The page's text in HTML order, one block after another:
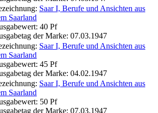
Saar I, Berufe und Ansichten aus
Saarland
40 Pf
der Marke: 07.03.1947
Saar I, Berufe und Ansichten aus
Saarland
45 Pf
der Marke: 04.02.1947
Saar I, Berufe und Ansichten aus
Saarland
50 Pf
der Marke: 07.03.1947